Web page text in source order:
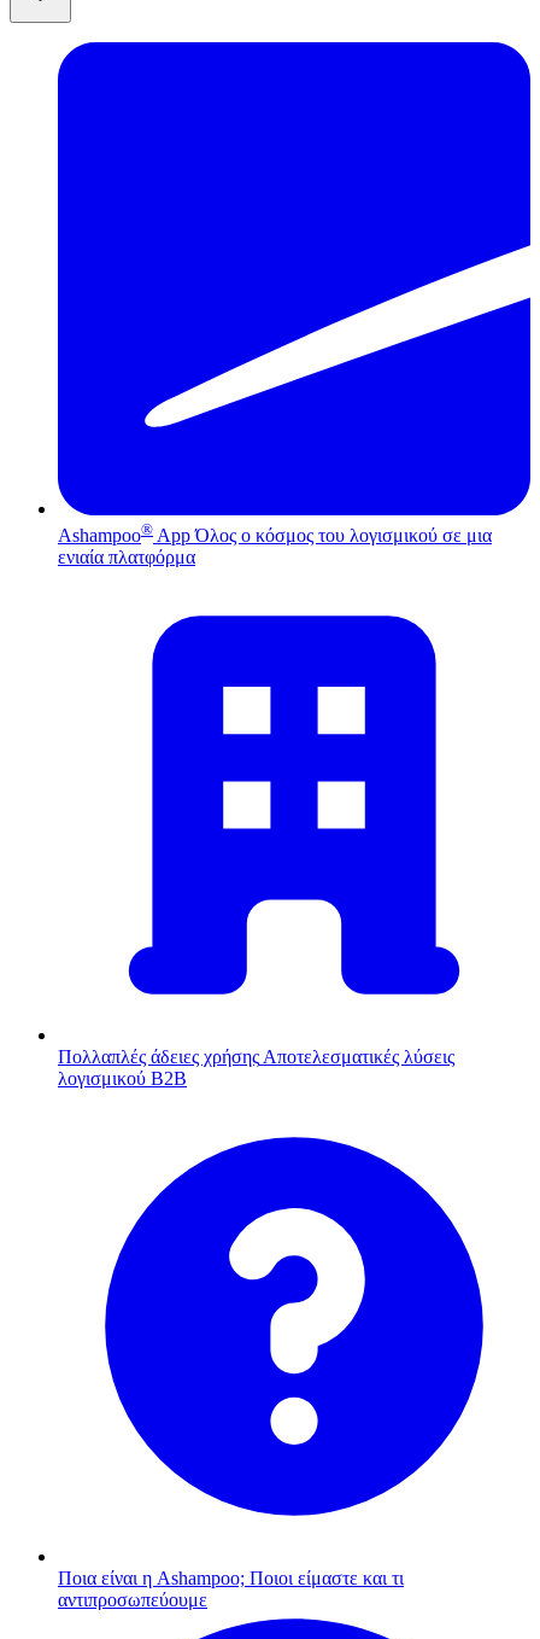
Ashampoo® App Όλος ο κόσμος του λογισμικού σε μια
ενιαία πλατφόρμα
Πολλαπλές άδειες χρήσης Αποτελεσματικές λύσεις
λογισμικού B2B
Ποια είναι η Ashampoo; Ποιοι είμαστε και τι
αντιπροσωπεύουμε